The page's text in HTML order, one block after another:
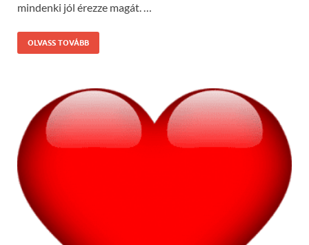
mindenki jól érezze magát. …
OLVASS TOVÁBB